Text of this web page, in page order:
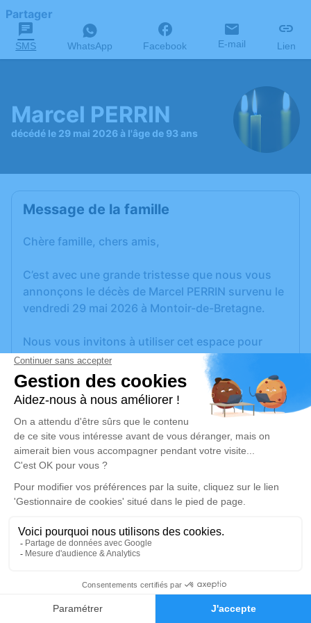
Faire-part Hommages
Partager
SMS WhatsApp Facebook E-mail Lien
Marcel PERRIN
décédé le 29 mai 2026 à l'âge de 93 ans
Message de la famille
Chère famille, chers amis,
C’est avec une grande tristesse que nous vous
annonçons le décès de Marcel PERRIN survenu le
vendredi 29 mai 2026 à Montoir-de-Bretagne.
Nous vous invitons à utiliser cet espace pour
laisser vos condoléances, partager des photos
souvenirs, une anecdote ou exprimer vos
pensées à travers des poèmes ou des textes. Cet
endroit est un lieu d'expression dédié à honorer la
mémoire de Marcel PERRIN.
Un service de plantation d’arbre hommage est
disponible ici
Cérémonie religieuse
Église Saint-Martin de Donges
18, Rue Saint-Martin